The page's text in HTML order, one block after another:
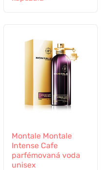
Montale Montale
Intense Cafe
parfémovaná voda
unisex